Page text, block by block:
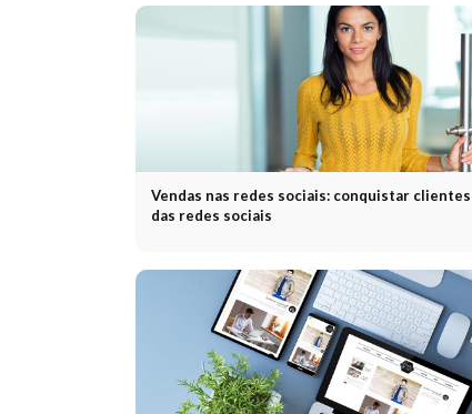
Vendas nas redes sociais: conquistar
das redes sociais